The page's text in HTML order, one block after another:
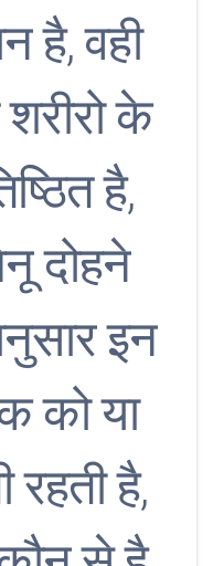
है, वही
के
है,
दोहने
इन
को या
रहती है,